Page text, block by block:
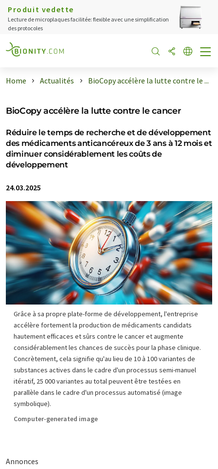
Produit vedette
Lecture de microplaques facilitée: flexible avec une simplification
des protocoles
Home Actualités BioCopy accélère la lutte contre le ...
BioCopy accélère la lutte contre le cancer
Réduire le temps de recherche et de développement
des médicaments anticancéreux de 3 ans à 12 mois et
diminuer considérablement les coûts de
développement
24.03.2025
Grâce à sa propre plate-forme de développement, l'entreprise
accélère fortement la production de médicaments candidats
hautement efficaces et sûrs contre le cancer et augmente
considérablement les chances de succès pour la phase clinique.
Concrètement, cela signifie qu'au lieu de 10 à 100 variantes de
substances actives dans le cadre d'un processus semi-manuel
itératif, 25 000 variantes au total peuvent être testées en
parallèle dans le cadre d'un processus automatisé (image
symbolique).
Computer-generated image
Annonces